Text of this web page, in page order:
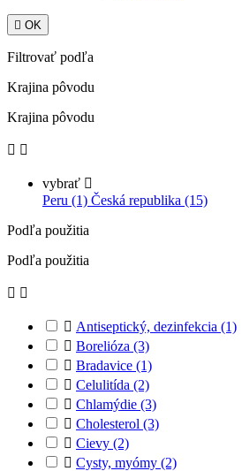
 OK
Filtrovať podľa
Krajina pôvodu
Krajina pôvodu
 
vybrať 
Peru (1) Česká republika (15)
Podľa použitia
Podľa použitia
 
 Antiseptický, dezinfekcia (1)
 Borelióza (3)
 Bradavice (1)
 Celulitída (2)
 Chlamýdie (3)
 Cholesterol (3)
 Cievy (2)
 Cysty, myómy (2)